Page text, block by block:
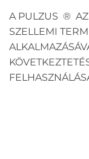
A PULZUS ® AZ
SZELLEMI